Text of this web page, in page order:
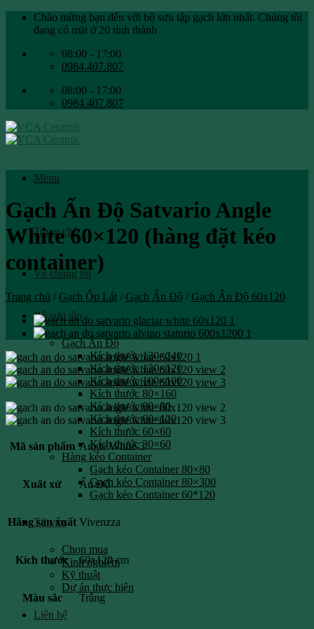
Skip
Chào mừng bạn đến với bộ sưu tập gạch lớn nhất. Chúng tôi
đang có mặt ở 20 tỉnh thành
08:00 - 17:00
0984.407.807
08:00 - 17:00
0984.407.807
Menu
Trang chủ
Về chúng tôi
Bộ sưu tập
Gạch Ấn Độ
Kích thước 120×240
Kích thước 120×120
Kích thước 100×100
Kích thước 80×160
Kích thước 80×80
Kích thước 60×120
Kích thước 60×60
Kích thước 30×60
Hàng kéo Container
Gạch kéo Container 80×80
Gạch kéo Container 80×300
Gạch kéo Container 60*120
Tư vấn
Chọn mua
Kinh nghiệm
Kỹ thuật
Dự án thực hiện
Liên hệ
Gạch Ấn Độ Satvario Angle
White 60×120 (hàng đặt kéo
container)
Trang chủ / Gạch Ốp Lát / Gạch Ấn Độ / Gạch Ấn Độ 60x120
Mã sản phẩm Angle White-3
Xuất xứ Ấn Độ
Hãng sản xuất Vivenzza
Kích thước 60x120 cm
Màu sắc Trắng